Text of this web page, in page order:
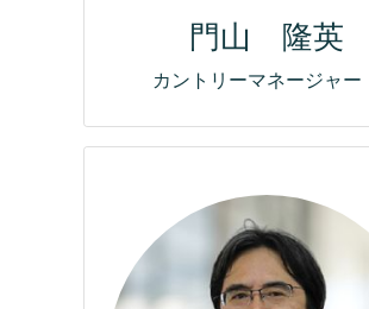
門山 隆英
カントリーマネージャー